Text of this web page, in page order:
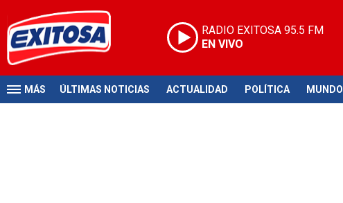
RADIO EXITOSA 95.5 FM
EN VIVO
MÁS ÚLTIMAS NOTICIAS ACTUALIDAD POLÍTICA MUNDO